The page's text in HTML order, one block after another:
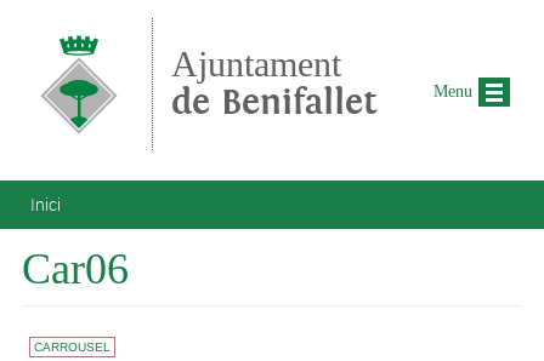
Ajuntament
de Benifallet
Esteu aquí
Inici
Car06
CARROUSEL
Menu